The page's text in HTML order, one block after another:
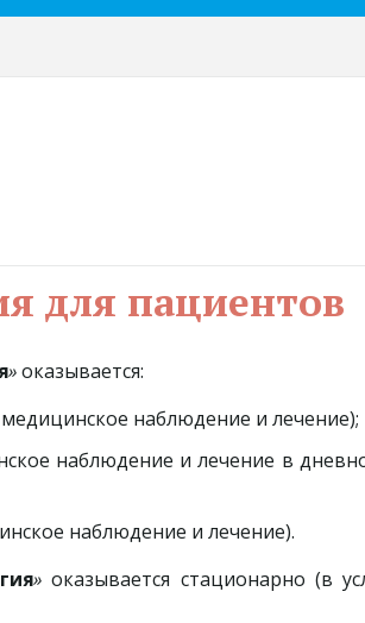
»оказывается:
наблюдение и лечение);
наблюдение и лечение в
наблюдение и лечение).
»оказывается стационарно (в